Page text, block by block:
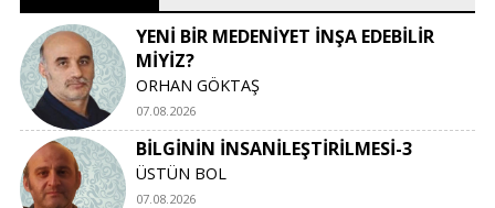
YENİ BİR MEDENİYET İNŞA EDEBİLİR
MİYİZ?
ORHAN GÖKTAŞ
07.08.2026
BİLGİNİN İNSANİLEŞTİRİLMESİ-3
ÜSTÜN BOL
07.08.2026